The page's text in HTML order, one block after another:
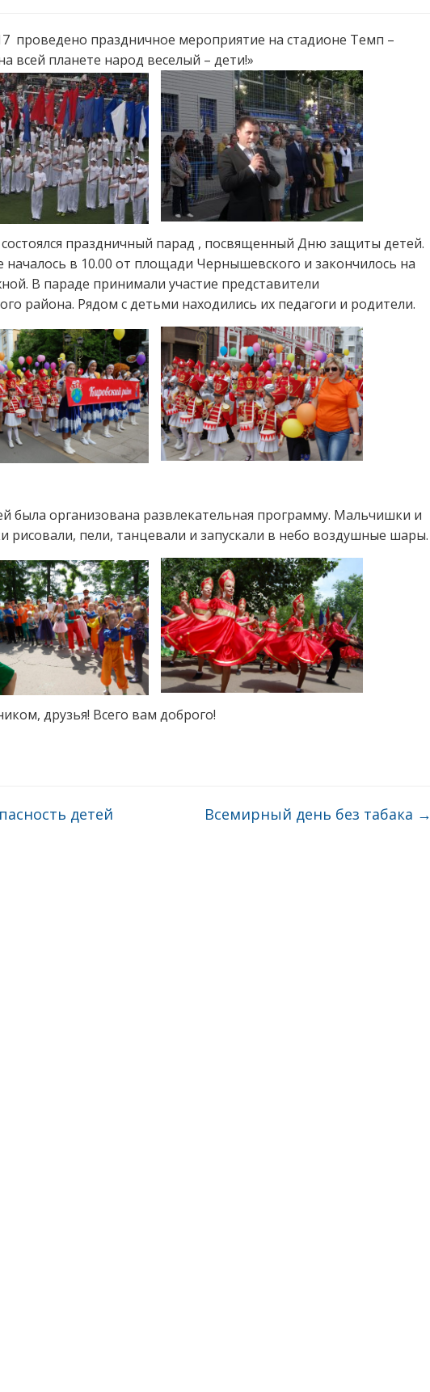
проведено праздничное мероприятие на стадионе Темп –
всей планете народ веселый – дети!»
состоялся праздничный парад , посвященный Дню защиты детей.
началось в 10.00 от площади Чернышевского и закончилось на
В параде принимали участие представители
района. Рядом с детьми находились их педагоги и родители.
была организована развлекательная программу. Мальчишки и
рисовали, пели, танцевали и запускали в небо воздушные шары.
друзья! Всего вам доброго!
детей Всемирный день без табака →